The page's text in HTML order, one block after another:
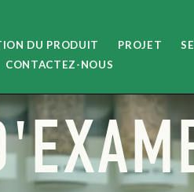
DU PRODUIT PROJET
CONTACTEZ-NOUS